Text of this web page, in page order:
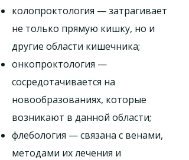
колопроктология — затрагивает
не только прямую кишку, но и
другие области кишечника;
онкопроктология —
сосредотачивается на
новообразованиях, которые
возникают в данной области;
флебология — связана с венами,
методами их лечения и